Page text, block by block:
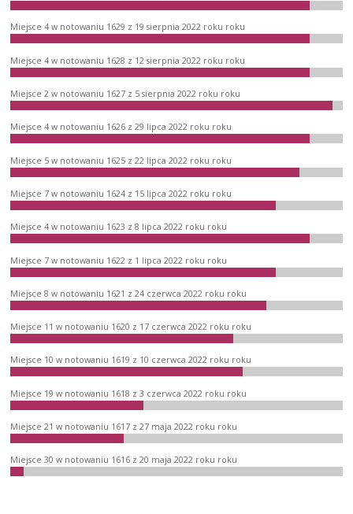
Miejsce 4 w notowaniu 1629 z 19 sierpnia 2022 roku roku
Miejsce 4 w notowaniu 1628 z 12 sierpnia 2022 roku roku
Miejsce 2 w notowaniu 1627 z 5 sierpnia 2022 roku roku
Miejsce 4 w notowaniu 1626 z 29 lipca 2022 roku roku
Miejsce 5 w notowaniu 1625 z 22 lipca 2022 roku roku
Miejsce 7 w notowaniu 1624 z 15 lipca 2022 roku roku
Miejsce 4 w notowaniu 1623 z 8 lipca 2022 roku roku
Miejsce 7 w notowaniu 1622 z 1 lipca 2022 roku roku
Miejsce 8 w notowaniu 1621 z 24 czerwca 2022 roku roku
Miejsce 11 w notowaniu 1620 z 17 czerwca 2022 roku roku
Miejsce 10 w notowaniu 1619 z 10 czerwca 2022 roku roku
Miejsce 19 w notowaniu 1618 z 3 czerwca 2022 roku roku
Miejsce 21 w notowaniu 1617 z 27 maja 2022 roku roku
Miejsce 30 w notowaniu 1616 z 20 maja 2022 roku roku